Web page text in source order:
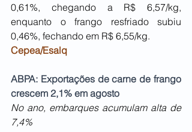
0,61%, chegando a R$ 6,57/kg,
enquanto o frango resfriado subiu
0,46%, fechando em R$ 6,55/kg.
Cepea/Esalq
ABPA: Exportações de carne de frango
crescem 2,1% em agosto
No ano, embarques acumulam alta de
7,4%